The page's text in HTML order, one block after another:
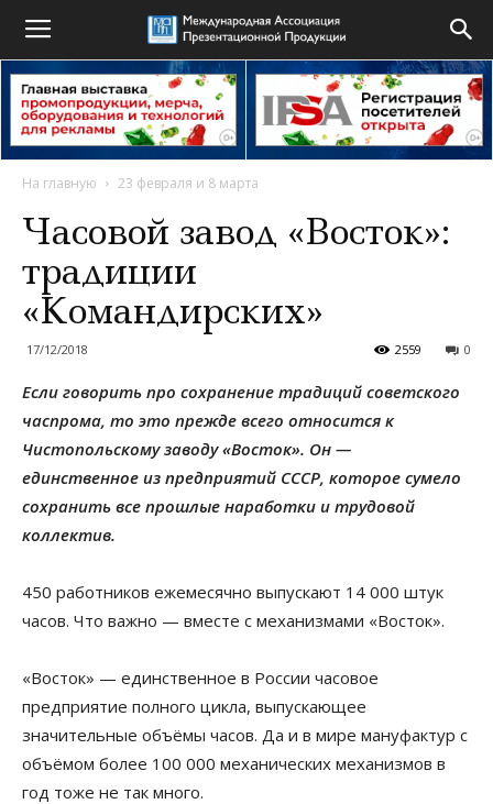
На главную 23 февраля и 8 марта
Часовой завод «Восток»:
традиции
«Командирских»
17/12/2018 0
2559
Если говорить про сохранение традиций советского
часпрома, то это прежде всего относится к
Чистопольскому заводу «Восток». Он —
единственное из предприятий СССР, которое сумело
сохранить все прошлые наработки и трудовой
коллектив.
450 работников ежемесячно выпускают 14 000 штук
часов. Что важно — вместе с механизмами «Восток».
«Восток» — единственное в России часовое
предприятие полного цикла, выпускающее
значительные объёмы часов. Да и в мире мануфактур с
объёмом более 100 000 механических механизмов в
год тоже не так много.